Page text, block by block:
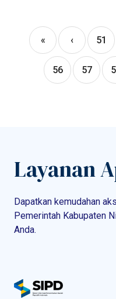
« ‹ 51
56 57
Layanan
Dapatkan kemudahan
Pemerintah Kabupaten
Anda.